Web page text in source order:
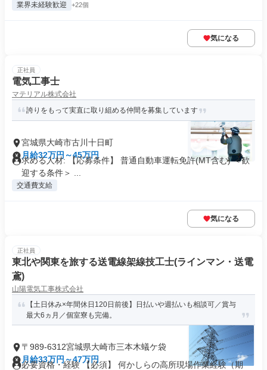
業界未経験歓迎 +22個
気になる
正社員
電気工事士
マテリアル株式会社
誇りをもって実直に取り組める仲間を募集しています
宮城県大崎市古川十日町
月給32万円～45万円
求める人材: 【応募条件】 普通自動車運転免許(MT含む) ＜歓
迎する条件＞ ...
交通費支給
気になる
正社員
東北や関東を旅する送電線架線技工士(ラインマン・送電
鳶)
山陽電気工事株式会社
【土日休み×年間休日120日前後】日払いや週払いも相談可／賞与
最大6ヵ月／個室寮も完備。
〒989-6312宮城県大崎市三本木蟻ケ袋
月給33万円～47万円
必要資格・経験 【必須】 何かしらの高所現場作業経験（期